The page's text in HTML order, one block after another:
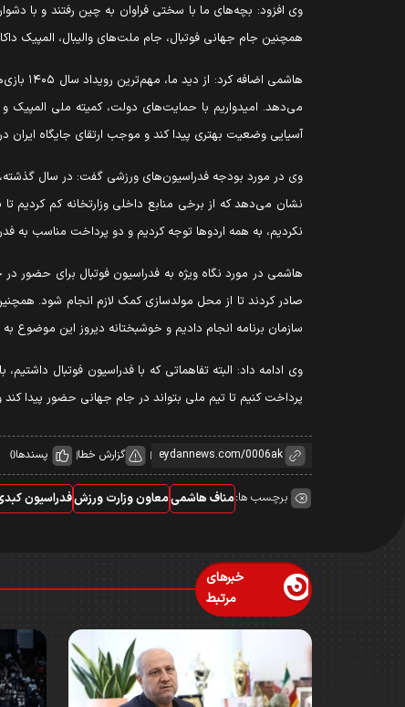
همچنین جام جهانی فوتبال، جام ملت‌های والیبال، المپیک
می‌دهد. امیدواریم با حمایت‌های دولت، کمیته ملی المپیک
آسیایی وضعیت بهتری پیدا کند و موجب ارتقای جایگاه ایران
نشان می‌دهد که از برخی منابع داخلی وزارتخانه کم کردیم
نکردیم، به همه اردوها توجه کردیم و دو پرداخت مناسب به فدراسیون‌ها انجام
هاشمی در مورد نگاه ویژه به فدراسیون فوتبال برای حضور
سازمان برنامه انجام دادیم و خوشبختانه دیروز این موضوع
وی ادامه داد: البته تفاهماتی که با فدراسیون فوتبال
پرداخت کنیم تا تیم ملی بتواند در جام جهانی حضور پیدا کند و
گزارش خطا پسندها0
برچسب ها:مناف هاشمیمعاون وزارت ورزشفدراسیون
خبرهای
مرتبط